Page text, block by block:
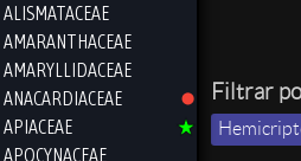
ALISMATACEAE
AMARANTHACEAE
AMARYLLIDACEAE
ANACARDIACEAE
APIACEAE
APOCYNACEAE
Filtrar